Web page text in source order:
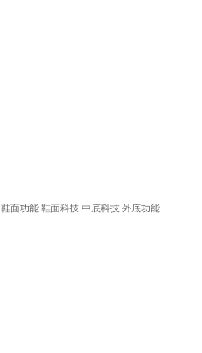
鞋面功能 鞋面科技 中底科技 外底功能